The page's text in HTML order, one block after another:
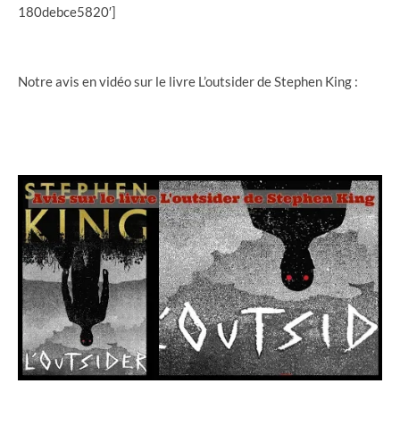
180debce5820′]
Notre avis en vidéo sur le livre L’outsider de Stephen King :